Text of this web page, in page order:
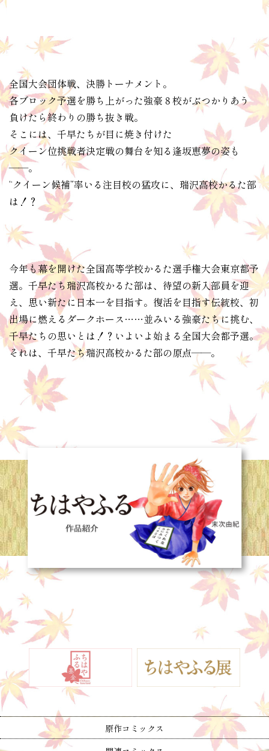
全国大会団体戦、決勝トーナメント。
各ブロック予選を勝ち上がった強豪８校がぶつかりあう
負けたら終わりの勝ち抜き戦。
そこには、千早たちが目に焼き付けた
クイーン位挑戦者決定戦の舞台を知る逢坂恵夢の姿も
――。
“クイーン候補”率いる注目校の猛攻に、瑞沢高校かるた部
は！？
今年も幕を開けた全国高等学校かるた選手権大会東京都予
選。千早たち瑞沢高校かるた部は、待望の新入部員を迎
え、思い新たに日本一を目指す。復活を目指す伝統校、初
出場に燃えるダークホース……並みいる強豪たちに挑む、
千早たちの思いとは！？いよいよ始まる全国大会都予選。
それは、千早たち瑞沢高校かるた部の原点――。
原作コミックス